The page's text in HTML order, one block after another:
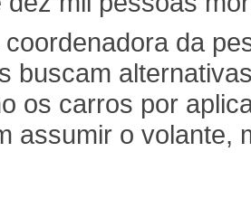
da
buscam
os carros por
assumir o volante,